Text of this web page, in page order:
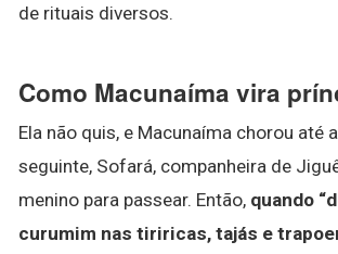
de rituais diversos.
Como Macunaíma vira
Ela não quis, e Macunaíma chorou até
seguinte, Sofará, companheira de
menino para passear. Então, quando
curumim nas tiriricas, tajás e